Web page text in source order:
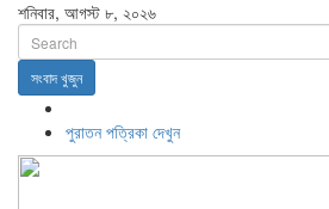
শনিবার, আগস্ট ৮, ২০২৬
সংবাদ খুজুন
পুরাতন পত্রিকা দেখুন